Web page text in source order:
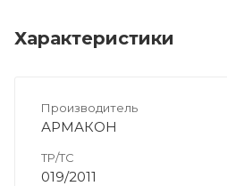
Характеристики
Производитель
АРМАКОН
ТР/ТС
019/2011